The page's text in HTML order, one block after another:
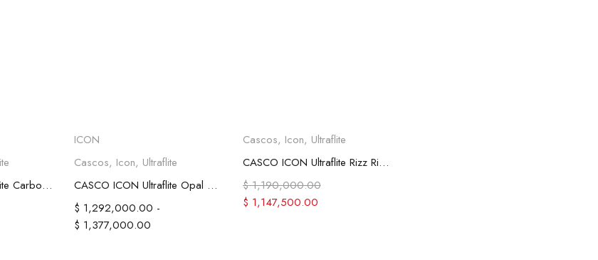
CASCO ICON Ultraflite Carbon MIPS®
Seleccionar opciones
ICON
Cascos, Icon, Ultraflite
CASCO ICON Ultraflite Opal Mandala MIPS®
$ 1,292,000.00 -
$ 1,377,000.00
Seleccionar opciones
Cascos, Icon, Ultraflite
CASCO ICON Ultraflite Rizz Rizz - MIPS BLANCO & NEGRO
$1,190,000.00
$ 1,147,500.00